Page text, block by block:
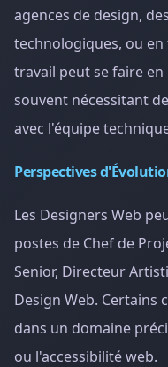
agences de design,
technologiques, ou
travail peut se faire
souvent nécessitant
avec l'équipe
Perspectives
Les Designers Web
postes de Chef de
Senior, Directeur
Design Web. Certains
dans un domaine
ou l'accessibilité web.